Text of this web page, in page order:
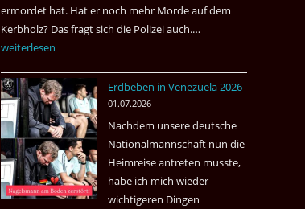
ermordet hat. Hat er noch mehr Morde auf dem
Kerbholz? Das fragt sich die Polizei auch.…
Juli
2026
Airways
nonstop
nach
Amsterdam.
weiterlesen
Erdbeben in Venezuela 2026
01.07.2026
Nachdem unsere deutsche
Nationalmannschaft nun die
Heimreise antreten musste,
habe ich mich wieder
wichtigeren Dingen